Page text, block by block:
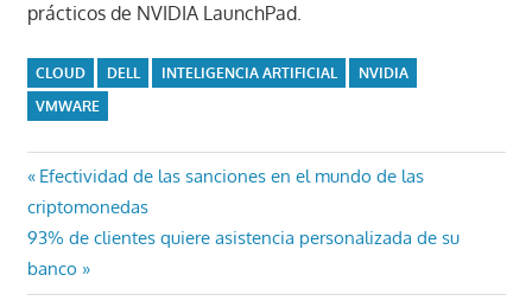
prácticos de NVIDIA LaunchPad.
CLOUD DELL INTELIGENCIA ARTIFICIAL
NVIDIA
VMWARE
Navegación
de
entradas
Entrada
anterior:
Efectividad de las sanciones en el mundo de las
criptomonedas
Entrada
siguiente:
93% de clientes quiere asistencia personalizada de su
banco